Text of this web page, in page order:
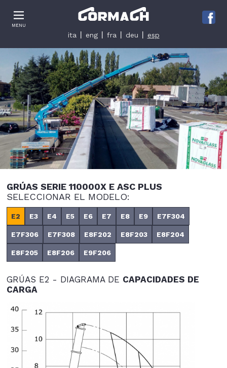
MENU
ita eng fra deu esp
GRÚAS SERIE 110000X E ASC PLUS
SELECCIONAR EL MODELO:
E2 E3 E4 E5 E6 E7 E8 E9 E7F304
E7F306 E7F308 E8F202 E8F203 E8F204
E8F205 E8F206 E9F206
GRÚAS E2 - DIAGRAMA DE CAPACIDADES DE
CARGA
Informativa sulla raccolta
Le tue preferenze relative alla privacy